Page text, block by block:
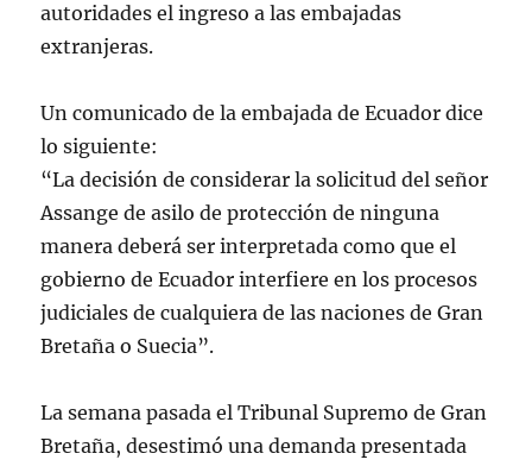
autoridades el ingreso a las embajadas
extranjeras.
Un comunicado de la embajada de Ecuador dice
lo siguiente:
“La decisión de considerar la solicitud del señor
Assange de asilo de protección de ninguna
manera deberá ser interpretada como que el
gobierno de Ecuador interfiere en los procesos
judiciales de cualquiera de las naciones de Gran
Bretaña o Suecia”.
La semana pasada el Tribunal Supremo de Gran
Bretaña, desestimó una demanda presentada